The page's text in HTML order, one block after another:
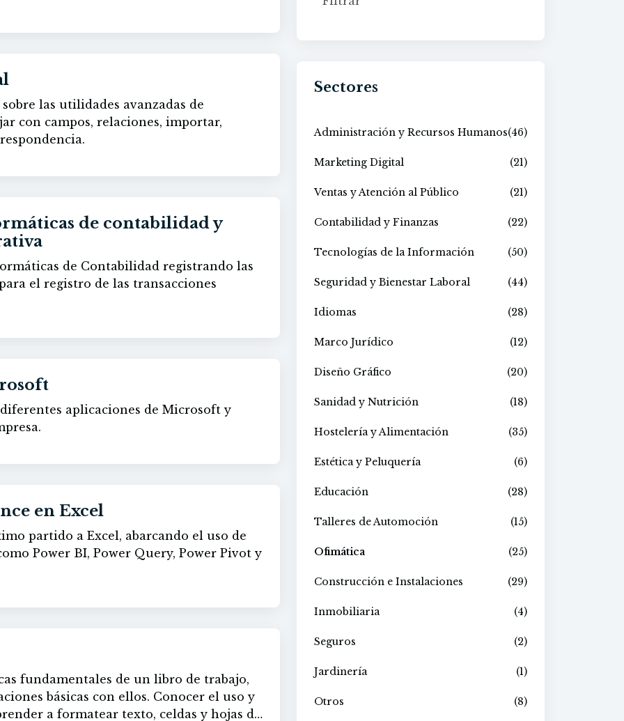
las utilidades avanzadas de
con campos, relaciones, importar,
de contabilidad y
de Contabilidad registrando las
el registro de las transacciones
aplicaciones de Microsoft y
en Excel
partido a Excel, abarcando el uso de
Power BI, Power Query, Power Pivot y
fundamentales de un libro de trabajo,
con ellos. Conocer el uso y
Sectores
Administración y Recursos Humanos(46)
Marketing Digital (21)
Ventas y Atención al Público (21)
Contabilidad y Finanzas (22)
Tecnologías de la Información (50)
Seguridad y Bienestar Laboral (44)
Idiomas (28)
Marco Jurídico (12)
Diseño Gráfico (20)
Sanidad y Nutrición (18)
Hostelería y Alimentación (35)
Estética y Peluquería (6)
Educación (28)
Talleres de Automoción (15)
Ofimática (25)
Construcción e Instalaciones (29)
Inmobiliaria (4)
Seguros (2)
Jardinería (1)
Otros (8)